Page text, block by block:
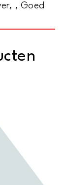
, Goed